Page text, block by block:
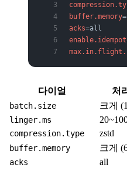
buffer.memory
acks
다이얼 처
batch.size 크게
linger.ms
compression.type zstd
buffer.memory 크게
acks all